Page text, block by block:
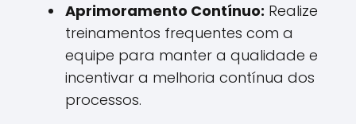
Aprimoramento Contínuo: Realize
treinamentos frequentes com a
equipe para manter a qualidade e
incentivar a melhoria contínua dos
processos.